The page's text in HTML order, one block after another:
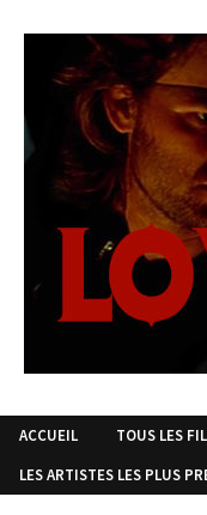
ACCUEIL TOUS LES
LES ARTISTES LES PLUS